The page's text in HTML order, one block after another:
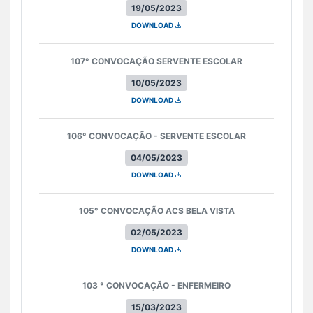
19/05/2023
DOWNLOAD
10/05/2023
107° CONVOCAÇÃO SERVENTE ESCOLAR
DOWNLOAD
04/05/2023
106° CONVOCAÇÃO - SERVENTE ESCOLAR
DOWNLOAD
02/05/2023
105° CONVOCAÇÃO ACS BELA VISTA
DOWNLOAD
15/03/2023
103 ° CONVOCAÇÃO - ENFERMEIRO